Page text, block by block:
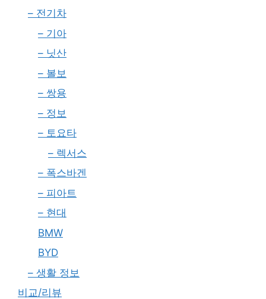
– 전기차
– 기아
– 닛산
– 볼보
– 쌍용
– 정보
– 토요타
– 렉서스
– 폭스바겐
– 피아트
– 현대
BMW
BYD
– 생활 정보
비교/리뷰